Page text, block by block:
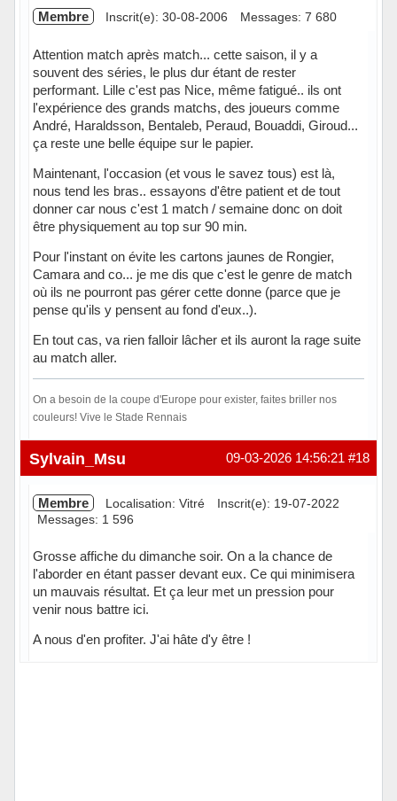
Membre Inscrit(e): 30-08-2006 Messages: 7 680
Attention match après match... cette saison, il y a
souvent des séries, le plus dur étant de rester
performant. Lille c'est pas Nice, même fatigué.. ils ont
l'expérience des grands matchs, des joueurs comme
André, Haraldsson, Bentaleb, Peraud, Bouaddi, Giroud...
ça reste une belle équipe sur le papier.
Maintenant, l'occasion (et vous le savez tous) est là,
nous tend les bras.. essayons d'être patient et de tout
donner car nous c'est 1 match / semaine donc on doit
être physiquement au top sur 90 min.
Pour l'instant on évite les cartons jaunes de Rongier,
Camara and co... je me dis que c'est le genre de match
où ils ne pourront pas gérer cette donne (parce que je
pense qu'ils y pensent au fond d'eux..).
En tout cas, va rien falloir lâcher et ils auront la rage suite
au match aller.
On a besoin de la coupe d'Europe pour exister, faites briller nos
couleurs! Vive le Stade Rennais
Hors ligne #18
09-03-2026 14:56:21
Sylvain_Msu
Membre Localisation: Vitré
Inscrit(e): 19-07-2022
Messages: 1 596
Grosse affiche du dimanche soir. On a la chance de
l'aborder en étant passer devant eux. Ce qui minimisera
un mauvais résultat. Et ça leur met un pression pour
venir nous battre ici.
A nous d'en profiter. J'ai hâte d'y être !